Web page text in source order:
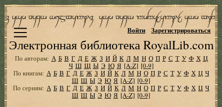
Электронная библиотека RoyalLib.com
Войти Зарегистрироваться
По авторам: А Б В Г Д Е Ж З И Й К Л М Н О П Р С Т У Ф Х Ц
Ч Ш Щ Ы Э Ю Я [A-Z] [0-9]
По книгам: А Б В Г Д Е Ж З И Й К Л М Н О П Р С Т У Ф Х Ц Ч
Ш Щ Ы Э Ю Я [A-Z] [0-9]
По сериям: А Б В Г Д Е Ж З И Й К Л М Н О П Р С Т У Ф Х Ц Ч
Ш Щ Ы Э Ю Я [A-Z] [0-9]